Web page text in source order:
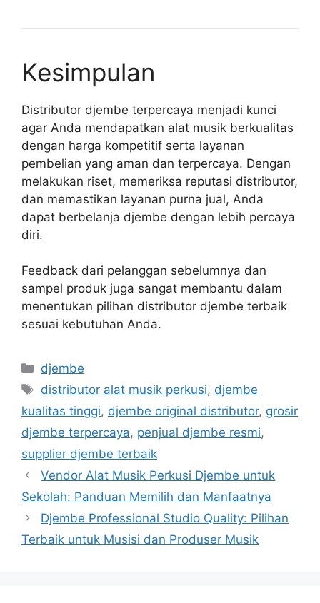
Kesimpulan
Distributor djembe terpercaya menjadi kunci
agar Anda mendapatkan alat musik berkualitas
dengan harga kompetitif serta layanan
pembelian yang aman dan terpercaya. Dengan
melakukan riset, memeriksa reputasi distributor,
dan memastikan layanan purna jual, Anda
dapat berbelanja djembe dengan lebih percaya
diri.
Feedback dari pelanggan sebelumnya dan
sampel produk juga sangat membantu dalam
menentukan pilihan distributor djembe terbaik
sesuai kebutuhan Anda.
Categories
djembe
Tags
distributor alat musik perkusi, djembe
kualitas tinggi, djembe original distributor, grosir
djembe terpercaya, penjual djembe resmi,
supplier djembe terbaik
Vendor Alat Musik Perkusi Djembe untuk
Sekolah: Panduan Memilih dan Manfaatnya
Djembe Professional Studio Quality: Pilihan
Terbaik untuk Musisi dan Produser Musik